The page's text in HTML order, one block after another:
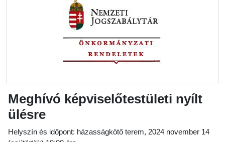
Meghívó képviselőtestületi nyílt
ülésre
Helyszín és időpont: házasságkötő terem, 2024 november 14